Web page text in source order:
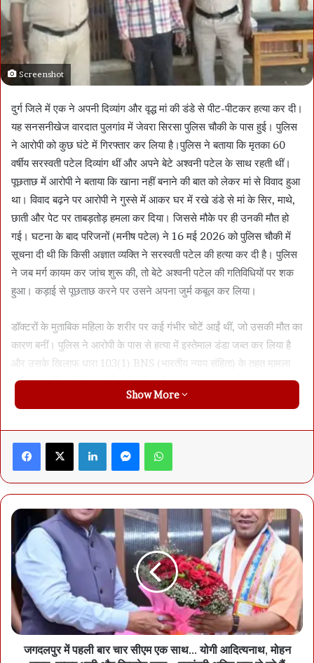
Screenshot
दुर्ग जिले में एक ने अपनी दिव्यांग और वृद्ध मां की डंडे से पीट-पीटकर हत्या कर दी।
यह सनसनीखेज वारदात पुलगांव में जेवरा सिरसा पुलिस चौकी के पास हुई। पुलिस
ने आरोपी को कुछ घंटे में गिरफ्तार कर लिया है।पुलिस ने बताया कि मृतका 60
वर्षीय सरस्वती पटेल दिव्यांग थीं और अपने बेटे अश्वनी पटेल के साथ रहती थीं।
पूछताछ में आरोपी ने बताया कि खाना नहीं बनाने की बात को लेकर मां से विवाद हुआ
था। विवाद बढ़ने पर आरोपी ने गुस्से में आकर घर में रखे डंडे से मां के सिर, माथे,
छाती और पेट पर ताबड़तोड़ हमला कर दिया। जिससे मौके पर ही उनकी मौत हो
गई। घटना के बाद परिजनों (मनीष पटेल) ने 16 मई 2026 को पुलिस चौकी में
सूचना दी थी कि किसी अज्ञात व्यक्ति ने सरस्वती पटेल की हत्या कर दी है। पुलिस
ने जब मर्ग कायम कर जांच शुरू की, तो बेटे अश्वनी पटेल की गतिविधियों पर शक
हुआ। कड़ाई से पूछताछ करने पर उसने अपना जुर्म कबूल कर लिया।
डॉक्टरों के मुताबिक महिला के शरीर पर कई गंभीर चोटें आईं थीं, जो उसकी मौत का
कारण बनीं। पुलिस ने आरोपी के पास से हत्या में इस्तेमाल डंडा जब्त कर लिया है
और उसके खिलाफ धारा 103(1) BNS (भारतीय न्याय संहिता) के तहत मामला
दर्ज कर न्यायिक रिमांड पर जेल भेज दिया है।
Show More
Facebook X LinkedIn
जगदलपुर में पहली बार चार सीएम एक साथ… योगी आदित्यनाथ, मोहन